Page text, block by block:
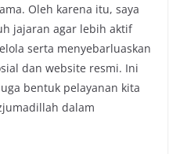
Oleh karena itu, saya
jajaran agar lebih aktif
serta menyebarluaskan
dan website resmi. Ini
bentuk pelayanan kita
dalam